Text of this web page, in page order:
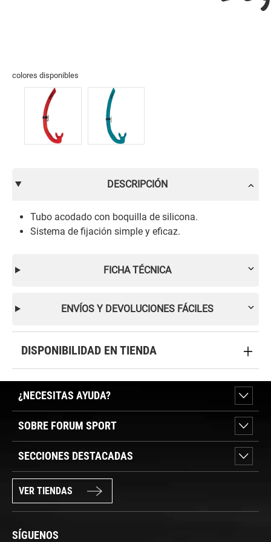
colores disponibles
DESCRIPCIÓN
Tubo acodado con boquilla de silicona.
Sistema de fijación simple y eficaz.
FICHA TÉCNICA
ENVÍOS Y DEVOLUCIONES FÁCILES
DISPONIBILIDAD EN TIENDA
¿NECESITAS AYUDA?
SOBRE FORUM SPORT
SECCIONES DESTACADAS
VER TIENDAS
SÍGUENOS